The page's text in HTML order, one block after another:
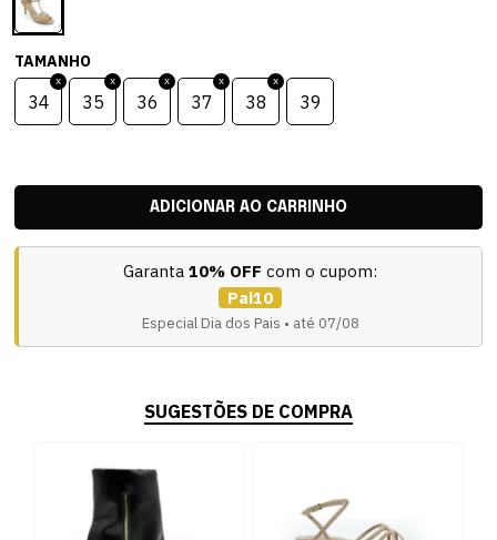
TAMANHO
34 35 36 37 38 39
Garanta 10% OFF com o cupom:
Pai10
Especial Dia dos Pais • até 07/08
SUGESTÕES DE COMPRA